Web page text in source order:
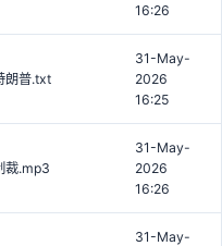
16:26
朗普.txt
31-May-
2026
16:25
裁.mp3
31-May-
2026
16:26
31-May-